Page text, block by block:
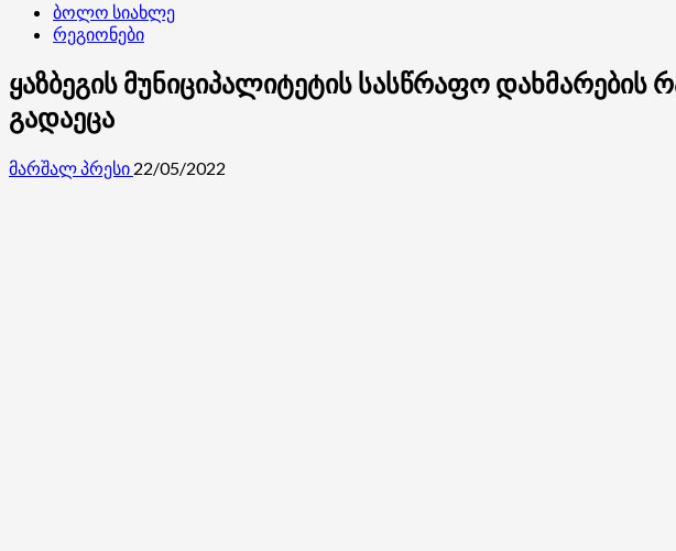
ბოლო სიახლე
რეგიონები
ყაზბეგის მუნიციპალიტეტის სასწრაფო
გადაეცა
მარშალ პრესი 22/05/2022